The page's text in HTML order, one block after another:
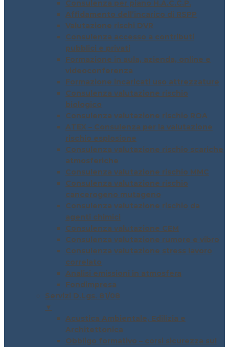
Consulenza per piano H.A.C.C.P.
Affidamento dell’incarico di RSPP
Valutazione rischi DVR
Consulenza accesso a contributi
pubblici e privati
Formazione in aula, azienda, online e
videoconferenza
Formazione incaricati uso attrezzature
Consulenza valutazione rischio
biologico
Consulenza valutazione rischio ROA
ATEX – Consulenza per la valutazione
rischio esplosione
Consulenza valutazione rischio scariche
atmosferiche
Consulenza valutazione rischio MMC
Consulenza valutazione rischio
cancerogeno mutageno
Consulenza valutazione rischio da
agenti chimici
Consulenza valutazione CEM
Consulenza valutazione rumore e vibro
Consulenza valutazione stress lavoro
correlato
Analisi emissioni in atmosfera
Fondimpresa
Servizi D.Lgs. 81/08
▼
Acustica Ambientale, Edilizia e
Architettonica
Obbligo formativo – corsi sicurezza sul